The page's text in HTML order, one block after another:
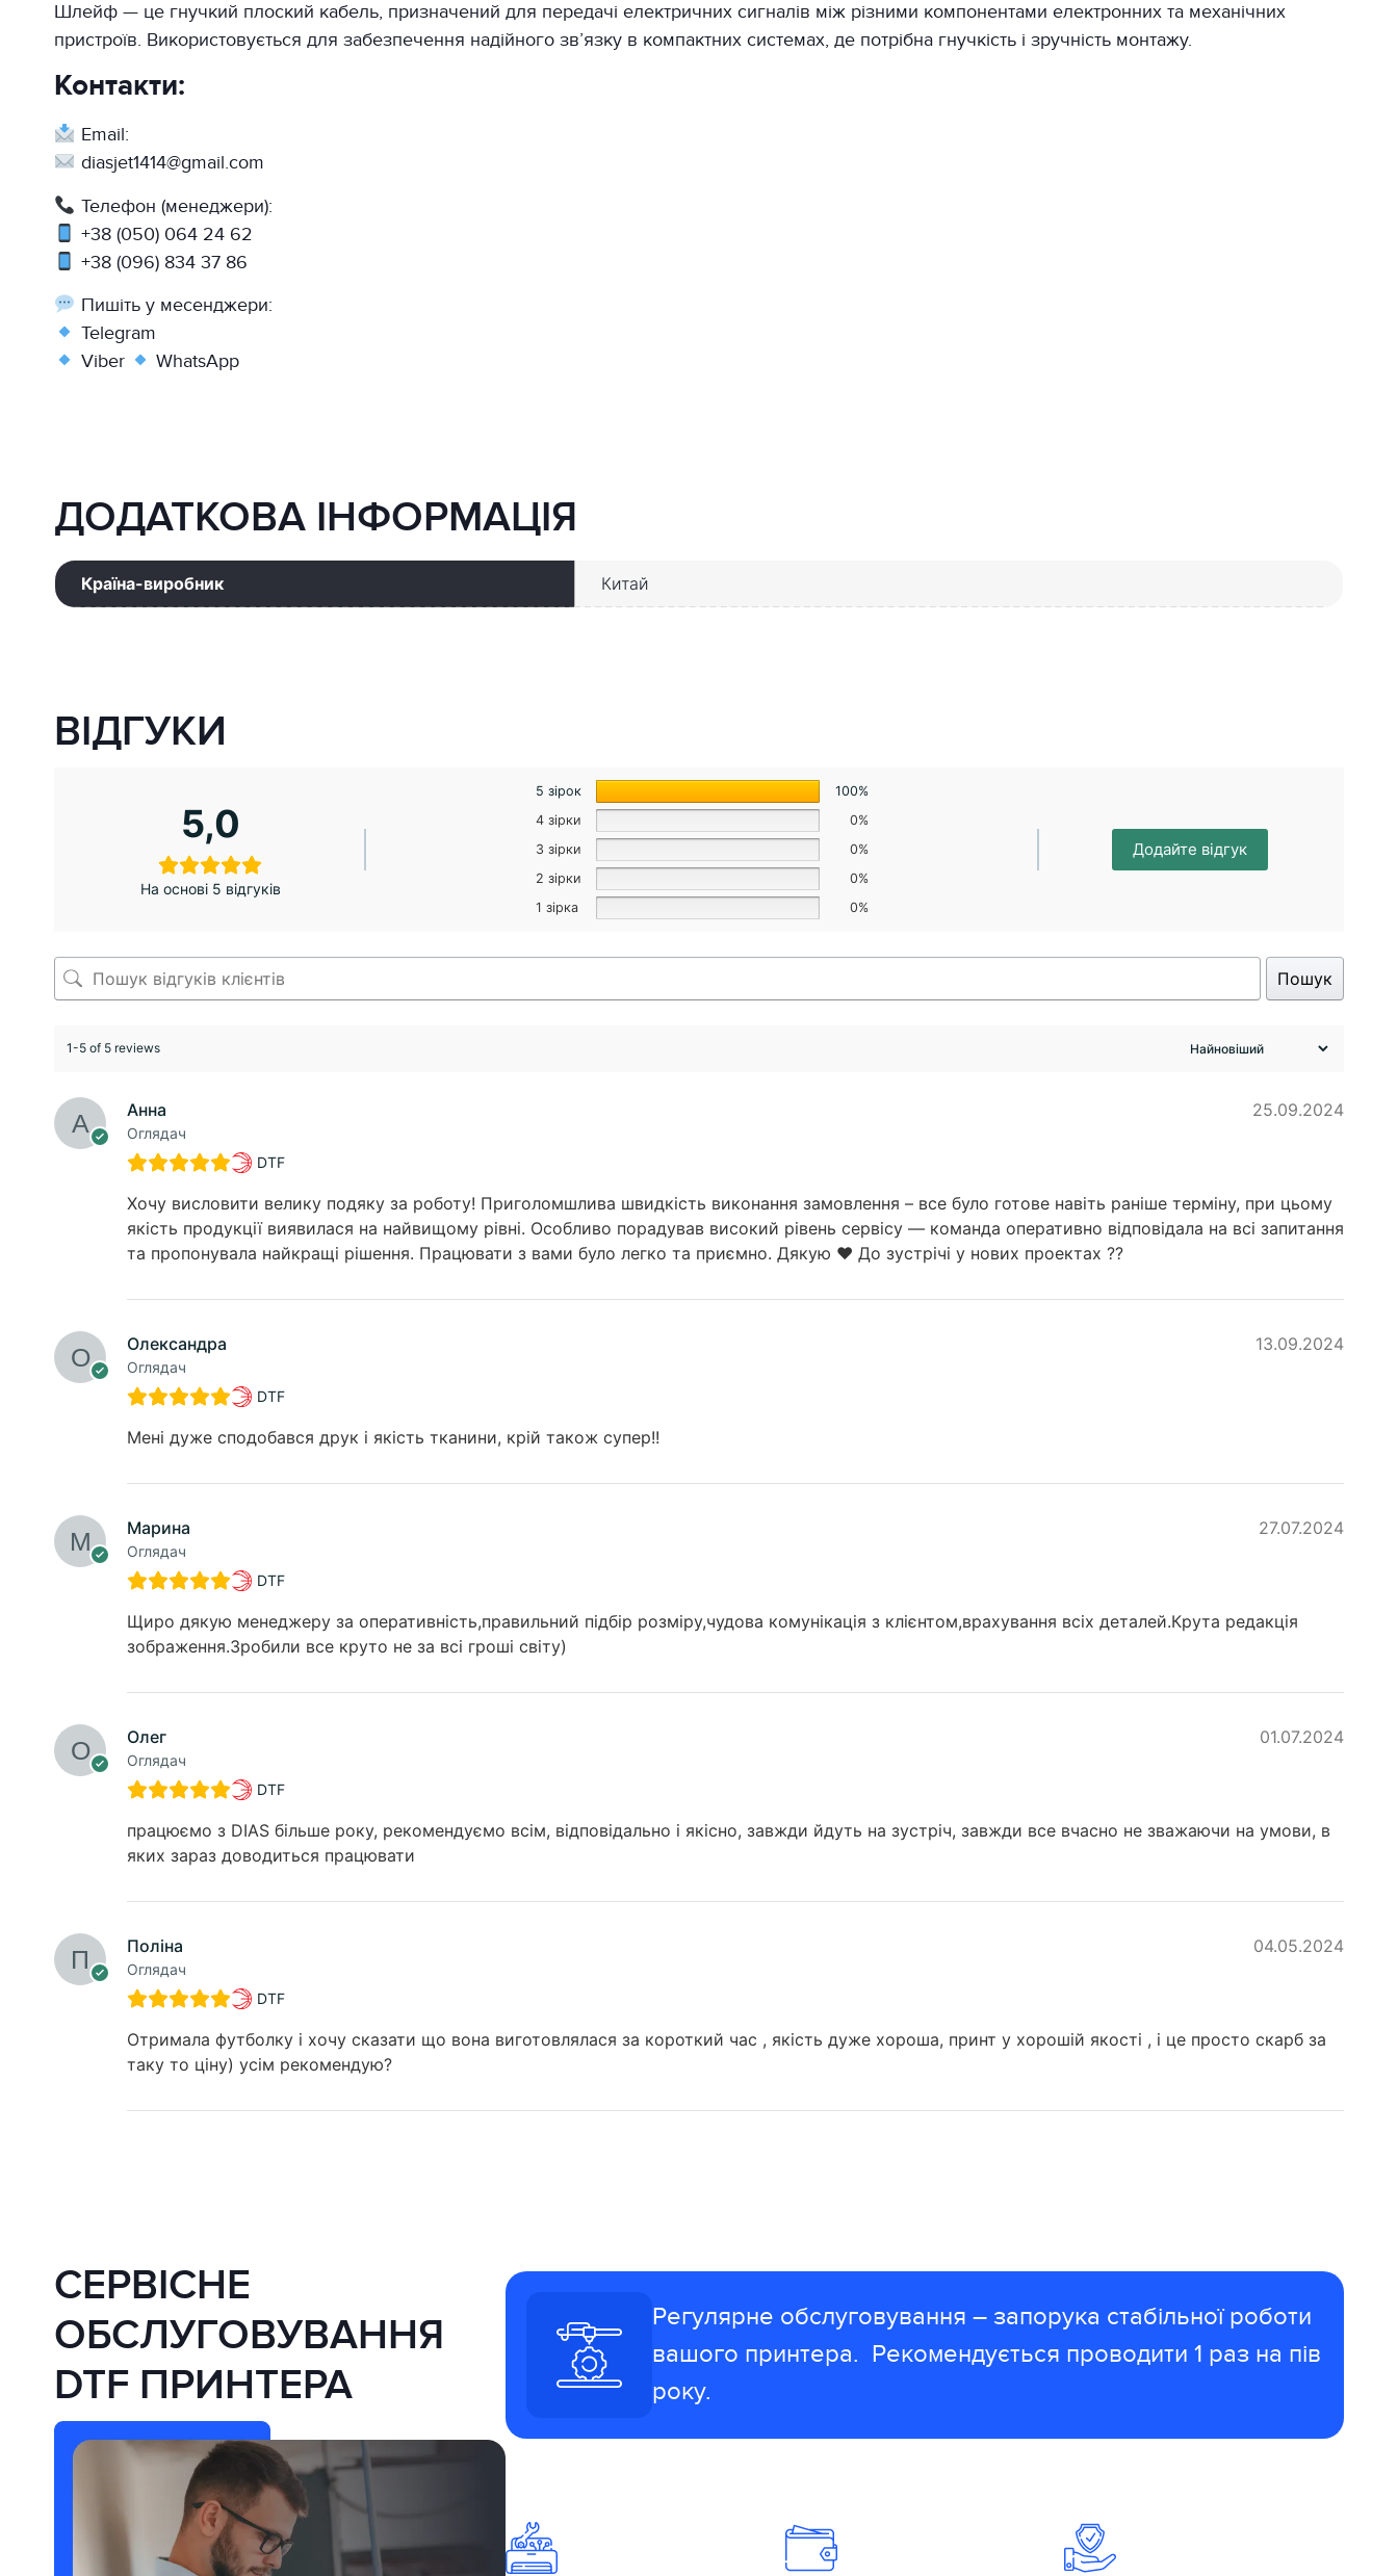
Шлейф — це гнучкий плоский кабель, призначений для передачі електричних сигналів між різними компонентами електронних та механічних
пристроїв. Використовується для забезпечення надійного зв’язку в компактних системах, де потрібна гнучкість і зручність монтажу.
Контакти:
Email:
diasjet1414@gmail.com
Телефон (менеджери):
+38 (050) 064 24 62
+38 (096) 834 37 86
Пишіть у месенджери:
Telegram
Viber
WhatsApp
ДОДАТКОВА ІНФОРМАЦІЯ
Країна-виробник Китай
ВІДГУКИ
5,0
На основі 5 відгуків
5 зірок
100%
4 зірки
0%
3 зірки
0%
2 зірки
0%
1 зірка
0%
Додайте відгук
Пошук
1-5 of 5 reviews
Анна
Оглядач
25.09.2024
DTF
Хочу висловити велику подяку за роботу! Приголомшлива швидкість виконання замовлення – все було готове навіть раніше терміну, при цьому
якість продукції виявилася на найвищому рівні. Особливо порадував високий рівень сервісу — команда оперативно відповідала на всі запитання
та пропонувала найкращі рішення. Працювати з вами було легко та приємно. Дякую ❤️ До зустрічі у нових проектах ??
Олександра
Оглядач
13.09.2024
DTF
Мені дуже сподобався друк і якість тканини, крій також супер!!
Марина
Оглядач
27.07.2024
DTF
Щиро дякую менеджеру за оперативність,правильний підбір розміру,чудова комунікація з клієнтом,врахування всіх деталей.Крута редакція
зображення.Зробили все круто не за всі гроші світу)
Олег
Оглядач
01.07.2024
DTF
працюємо з DIAS більше року, рекомендуємо всім, відповідально і якісно, завжди йдуть на зустріч, завжди все вчасно не зважаючи на умови, в
яких зараз доводиться працювати
Поліна
Оглядач
04.05.2024
DTF
Отримала футболку і хочу сказати що вона виготовлялася за короткий час , якість дуже хороша, принт у хорошій якості , і це просто скарб за
таку то ціну) усім рекомендую?
СЕРВІСНЕ
ОБСЛУГОВУВАННЯ
DTF ПРИНТЕРА
Регулярне обслуговування – запорука стабільної роботи
вашого принтера. Рекомендується проводити 1 раз на пів
року.